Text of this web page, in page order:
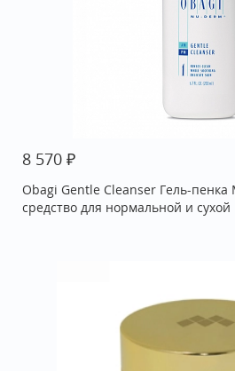
8 570 ₽
Obagi Gentle Cleanser Гель-
средство для нормальной и